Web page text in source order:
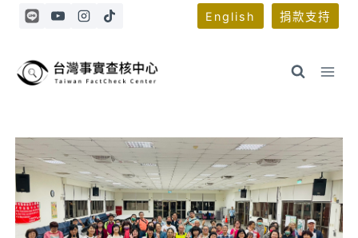
Skip
English 捐款支持